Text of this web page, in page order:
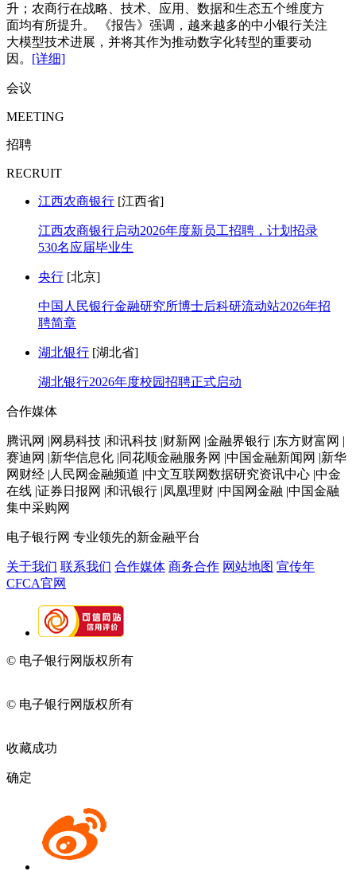
升；农商行在战略、技术、应用、数据和生态五个维度方
面均有所提升。 《报告》强调，越来越多的中小银行关注
大模型技术进展，并将其作为推动数字化转型的重要动
因。 [详细]
会议
MEETING
招聘
RECRUIT
江西农商银行 [江西省]
江西农商银行启动2026年度新员工招聘，计划招录
530名应届毕业生
央行 [北京]
中国人民银行金融研究所博士后科研流动站2026年招
聘简章
湖北银行 [湖北省]
湖北银行2026年度校园招聘正式启动
合作媒体
腾讯网 |网易科技 |和讯科技 |财新网 |金融界银行 |东方财富网 |
赛迪网 |新华信息化 |同花顺金融服务网 |中国金融新闻网 |新华
网财经 |人民网金融频道 |中文互联网数据研究资讯中心 |中金
在线 |证券日报网 |和讯银行 |凤凰理财 |中国网金融 |中国金融
集中采购网
电子银行网 专业领先的新金融平台
关于我们 联系我们 合作媒体 商务合作 网站地图 宣传年
CFCA官网
© 电子银行网版权所有
© 电子银行网版权所有
收藏成功
确定